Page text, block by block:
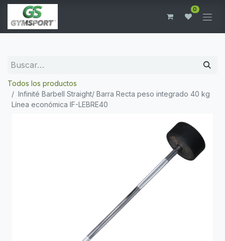
0
Todos los productos
Infinité Barbell Straight/ Barra Recta peso integrado 40 kg
Línea económica IF-LEBRE40